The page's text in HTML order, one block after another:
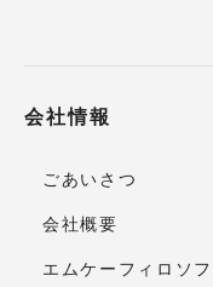
会社情報
ごあいさつ
会社概要
エムケーフィロソ